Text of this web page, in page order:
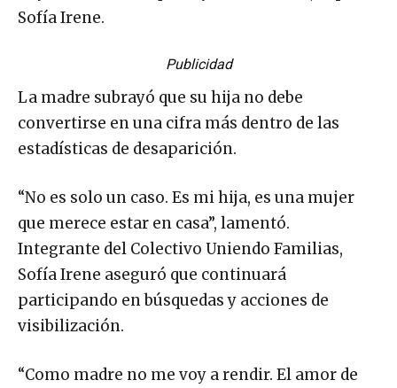
Sofía Irene.
Publicidad
La madre subrayó que su hija no debe
convertirse en una cifra más dentro de las
estadísticas de desaparición.
“No es solo un caso. Es mi hija, es una mujer
que merece estar en casa”, lamentó.
Integrante del Colectivo Uniendo Familias,
Sofía Irene aseguró que continuará
participando en búsquedas y acciones de
visibilización.
“Como madre no me voy a rendir. El amor de